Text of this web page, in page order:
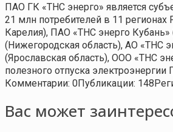
ПАО ГК «ТНС энерго» является
21 млн потребителей в 11
Карелия), ПАО «ТНС энерго
(Нижегородская область), АО «ТНС
(Ярославская область), ООО «ТНС
полезного отпуска
Комментарии: 0Публикации: 148
Вас может